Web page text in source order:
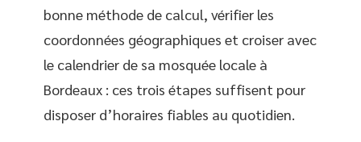
bonne méthode de calcul, vérifier les
coordonnées géographiques et croiser avec
le calendrier de sa mosquée locale à
Bordeaux : ces trois étapes suffisent pour
disposer d’horaires fiables au quotidien.